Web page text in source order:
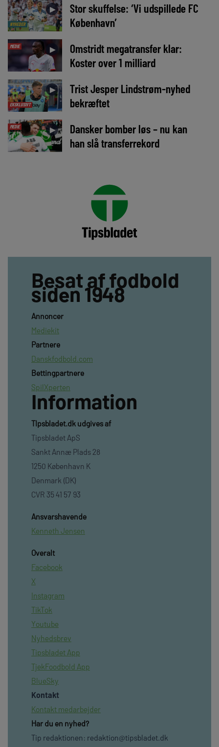
NYHEDER
►
Stor skuffelse: ‘Vi udspillede FC
København’
MEDIE ►
Omstridt megatransfer klar:
Koster over 1 milliard
EKSKLUSIVT
►
Trist Jesper Lindstrøm-nyhed
bekræftet
MEDIE ►
Dansker bomber løs – nu kan
han slå transferrekord
Besat af fodbold
siden 1948
Annoncer
Mediekit
Partnere
Danskfodbold.com
Bettingpartnere
SpilXperten
Information
TIpsbladet.dk udgives af
Tipsbladet ApS
Sankt Annæ Plads 28
1250 København K
Denmark (DK)
CVR 35 41 57 93
Ansvarshavende
Kenneth Jensen
Overalt
Facebook
X
Instagram
TikTok
Youtube
Nyhedsbrev
Tipsbladet App
TjekFoodbold App
BlueSky
Kontakt
Kontakt medarbejder
Har du en nyhed?
Tip redaktionen: redaktion@tipsbladet.dk